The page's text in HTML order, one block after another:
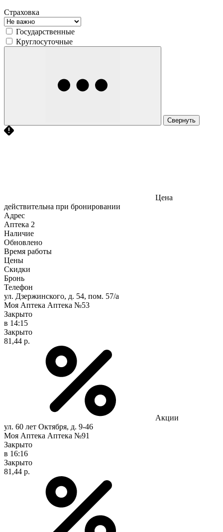
Страховка
Государственные
Круглосуточные
Свернуть
Цена
действительна при бронировании
Адрес
Аптека 2
Наличие
Обновлено
Время работы
Цены
Скидки
Бронь
Телефон
ул. Дзержинского, д. 54, пом. 57/а
Моя Аптека Аптека №53
Закрыто
в 14:15
Закрыто
81,44 р.
Акции
ул. 60 лет Октября, д. 9-46
Моя Аптека Аптека №91
Закрыто
в 16:16
Закрыто
81,44 р.